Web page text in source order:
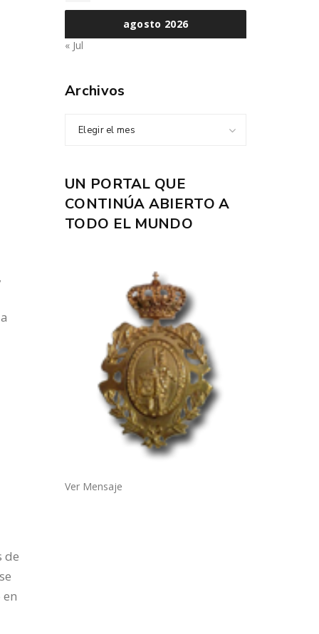
de
agosto 2026
« Jul
Archivos
Elegir el mes
UN PORTAL QUE
CONTINÚA ABIERTO A
TODO EL MUNDO
Ver Mensaje